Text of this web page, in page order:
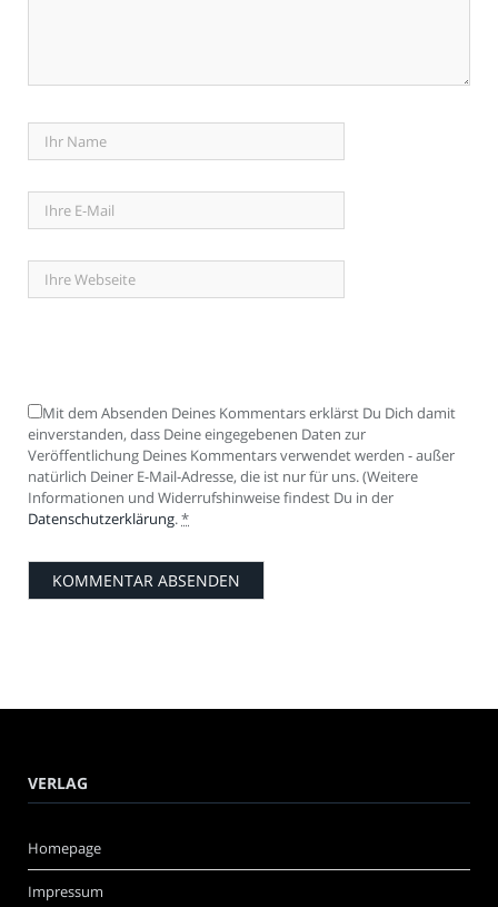
Mit dem Absenden Deines Kommentars erklärst Du Dich damit
einverstanden, dass Deine eingegebenen Daten zur
Veröffentlichung Deines Kommentars verwendet werden - außer
natürlich Deiner E-Mail-Adresse, die ist nur für uns. (Weitere
Informationen und Widerrufshinweise findest Du in der
Datenschutzerklärung. *
VERLAG
Homepage
Impressum